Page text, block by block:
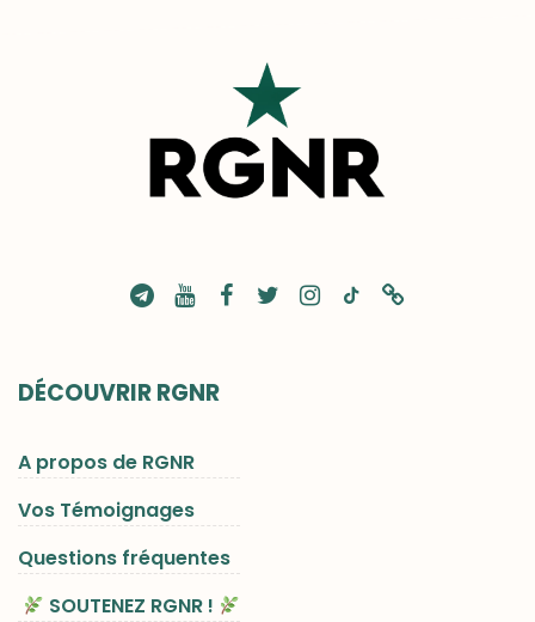
DÉCOUVRIR RGNR
A propos de RGNR
Vos Témoignages
Questions fréquentes
SOUTENEZ RGNR !